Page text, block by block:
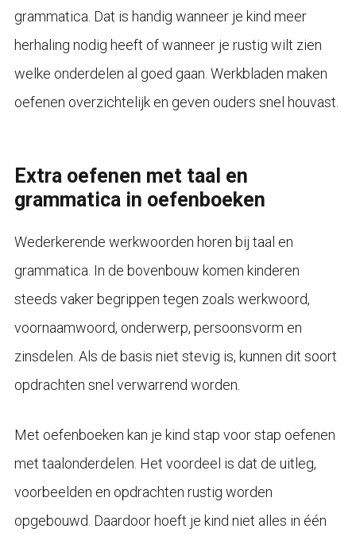
grammatica. Dat is handig wanneer je kind meer
herhaling nodig heeft of wanneer je rustig wilt zien
welke onderdelen al goed gaan. Werkbladen maken
oefenen overzichtelijk en geven ouders snel houvast.
Extra oefenen met taal en
grammatica in oefenboeken
Wederkerende werkwoorden horen bij taal en
grammatica. In de bovenbouw komen kinderen
steeds vaker begrippen tegen zoals werkwoord,
voornaamwoord, onderwerp, persoonsvorm en
zinsdelen. Als de basis niet stevig is, kunnen dit soort
opdrachten snel verwarrend worden.
Met oefenboeken kan je kind stap voor stap oefenen
met taalonderdelen. Het voordeel is dat de uitleg,
voorbeelden en opdrachten rustig worden
opgebouwd. Daardoor hoeft je kind niet alles in één